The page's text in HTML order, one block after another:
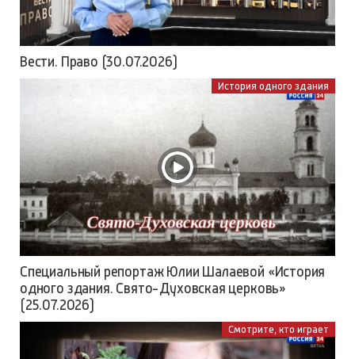
Вести. Право (30.07.2026)
История одного здания
Специальный репортаж Юлии Шалаевой «История
одного здания. Свято-Духовская церковь»
(25.07.2026)
Смотрите, кто играет